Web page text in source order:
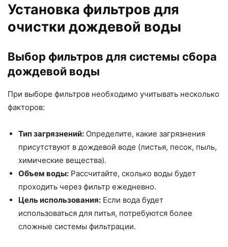
Установка фильтров для
очистки дождевой воды
Выбор фильтров для системы сбора
дождевой воды
При выборе фильтров необходимо учитывать несколько
факторов:
Тип загрязнений: Определите, какие загрязнения
присутствуют в дождевой воде (листья, песок, пыль,
химические вещества).
Объем воды: Рассчитайте, сколько воды будет
проходить через фильтр ежедневно.
Цель использования: Если вода будет
использоваться для питья, потребуются более
сложные системы фильтрации.